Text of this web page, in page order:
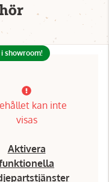
kan inte
visas
Aktivera
i showroom!